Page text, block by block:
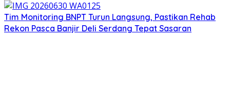
Tim Monitoring BNPT Turun Langsung, Pastikan Rehab
Rekon Pasca Banjir Deli Serdang Tepat Sasaran